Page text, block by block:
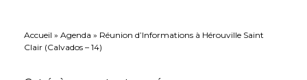
Accueil » Agenda » Réunion d’Informations à Hérouville Saint
Clair (Calvados – 14)